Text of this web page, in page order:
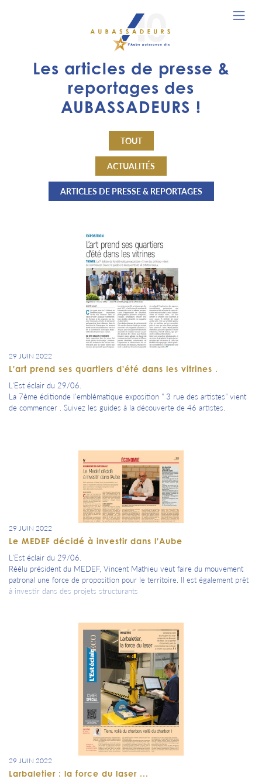
Les articles de presse &
reportages des
AUBASSADEURS !
TOUT
ACTUALITÉS
ARTICLES DE PRESSE & REPORTAGES
29 JUIN 2022
L'art prend ses quartiers d'été dans les vitrines .
L'Est éclair du 29/06.
La 7ème éditionde l'emblématique exposition " 3 rue des artistes" vient
de commencer . Suivez les guides à la découverte de 46 artistes.
29 JUIN 2022
Le MEDEF décidé à investir dans l'Aube
L'Est éclair du 29/06.
Réélu président du MEDEF, Vincent Mathieu veut faire du mouvement
patronal une force de proposition pour le territoire. Il est également prêt
à investir dans des projets structurants
29 JUIN 2022
Larbaletier : la force du laser ...